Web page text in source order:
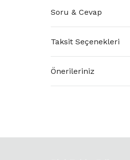
Soru & Cevap
Taksit Seçenekleri
Önerileriniz